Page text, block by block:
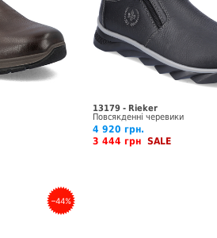
13179 - Rieker
Повсякденні черевики
4 920 грн.
3 444 грн SALE
–44%